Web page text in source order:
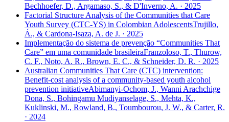
Bechhoefer, D., Argamaso, S., & D'Inverno, A. · 2025
Factorial Structure Analysis of the Communities that Care
Youth Survey (CTC-YS) in Colombian AdolescentsTrujillo,
Á., & Cardona-Isaza, A. de J. · 2025
Implementação do sistema de prevenção “Communities That
Care” em uma comunidade brasileiraFranzoloso, T., Thurow,
C. F., Noto, A. R., Brown, E. C., & Schneider, D. R. · 2025
Australian Communities That Care (CTC) intervention:
Benefit-cost analysis of a community-based youth alcohol
prevention initiativeAbimanyi-Ochom, J., Wanni Arachchige
Dona, S., Bohingamu Mudiyanselage, S., Mehta, K.,
Kuklinski, M., Rowland, B., Toumbourou, J. W., & Carter, R.
· 2024